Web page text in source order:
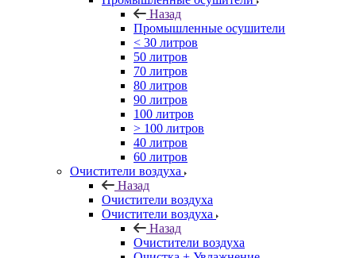
Назад
Промышленные осушители
< 30 литров
50 литров
70 литров
80 литров
90 литров
100 литров
> 100 литров
40 литров
60 литров
Очистители воздуха
Назад
Очистители воздуха
Очистители воздуха
Назад
Очистители воздуха